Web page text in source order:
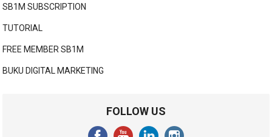
SB1M SUBSCRIPTION
TUTORIAL
FREE MEMBER SB1M
BUKU DIGITAL MARKETING
FOLLOW US